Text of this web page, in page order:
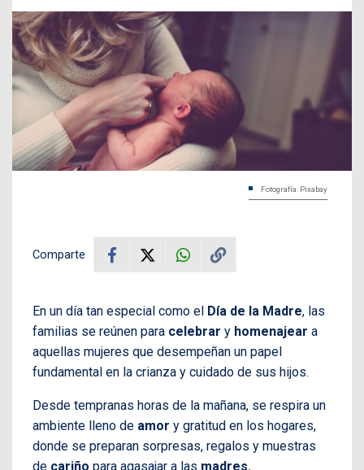
Fotografía: Pixabay
Comparte
En un día tan especial como el Día de la Madre, las
familias se reúnen para celebrar y homenajear a
aquellas mujeres que desempeñan un papel
fundamental en la crianza y cuidado de sus hijos.
Desde tempranas horas de la mañana, se respira un
ambiente lleno de amor y gratitud en los hogares,
donde se preparan sorpresas, regalos y muestras
de cariño para agasajar a las madres.